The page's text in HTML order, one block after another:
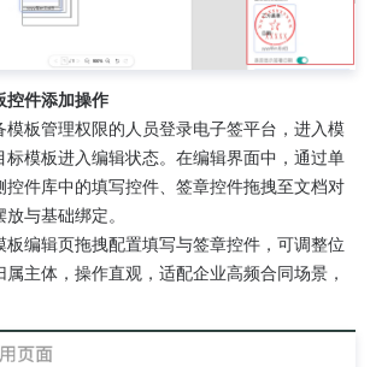
控件添加操作
板管理权限的人员登录电子签平台，进入模
模板进入编辑状态。在编辑界面中，通过单
件库中的填写控件、签章控件拖拽至文档对
与基础绑定。
板编辑页拖拽配置填写与签章控件，可调整位
主体，操作直观，适配企业高频合同场景，